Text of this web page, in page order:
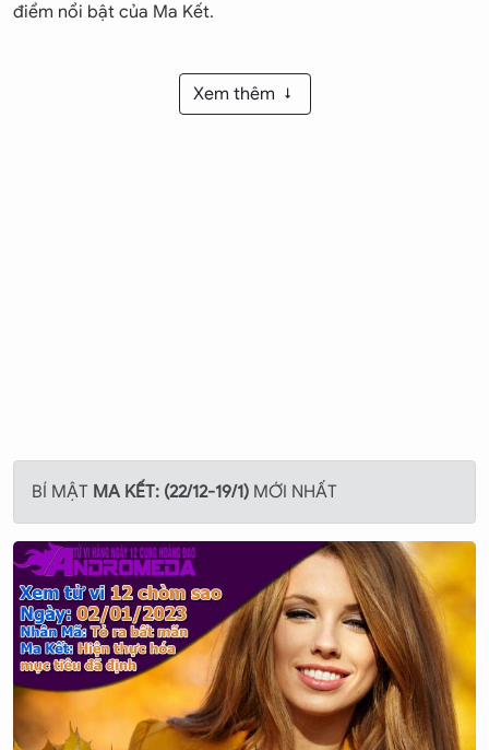
điểm nổi bật của Ma Kết.
Cung Ma Kết được sao Thổ phù trợ. Chòm
- Kim loại:
Kim loại Chì tượng trưng cho Ma Kết.
- Động vật:Loài động vật tượng trưng cho Ma Kết là cá
sấu, cừu, chim cổ đỏ.
- Con số may mắn:Số 6, số 8 và số 9 đem lại may mắn
cho Ma Kết.
- Món quà yêu thích nhất:Ma Kết thích được tặng các
món quà mang tính thực tế hoặc có nhiều chức năng.
- Những cung hoàng đạo hợp với Ma Kết:Kim Ngưu và
Xem thêm
BÍ MẬT MA KẾT: (22/12-19/1) MỚI NHẤT